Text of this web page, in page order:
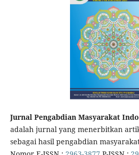
Jurnal Pengabdian Masyarakat
adalah jurnal yang menerbitkan
sebagai hasil pengabdian